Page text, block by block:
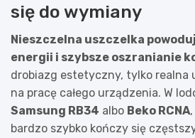
się do wymiany
Nieszczelna uszczelka
energii i szybsze oszranianie
drobiazg estetyczny, tylko realna
na pracę całego urządzenia. W
Samsung RB34 albo Beko RCNA
bardzo szybko kończy się